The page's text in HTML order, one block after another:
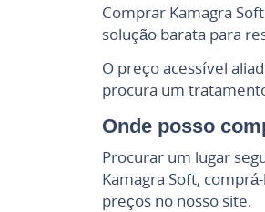
Comprar Kamagra
solução barata para
O preço acessível
procura um
Onde posso
Procurar um lugar
Kamagra Soft,
preços no nosso site.